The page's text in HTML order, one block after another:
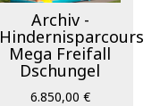
Archiv -
Hindernisparcours
Mega Freifall
Dschungel
6.850,00 €